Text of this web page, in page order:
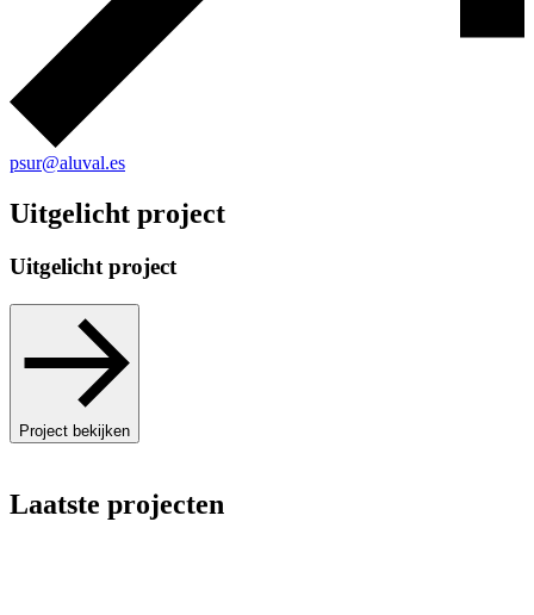
psur@aluval.es
Uitgelicht project
Uitgelicht project
Project bekijken
Laatste projecten